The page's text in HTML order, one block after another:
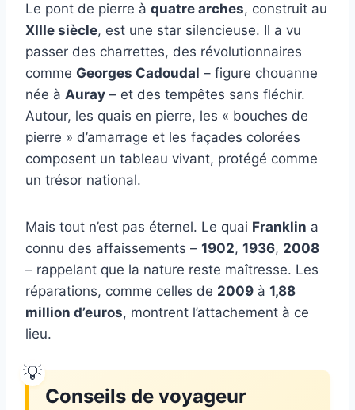
Le pont de pierre à quatre arches, construit au
XIIIe siècle, est une star silencieuse. Il a vu
passer des charrettes, des révolutionnaires
comme Georges Cadoudal – figure chouanne
née à Auray – et des tempêtes sans fléchir.
Autour, les quais en pierre, les « bouches de
pierre » d’amarrage et les façades colorées
composent un tableau vivant, protégé comme
un trésor national.
Mais tout n’est pas éternel. Le quai Franklin a
connu des affaissements – 1902, 1936, 2008
– rappelant que la nature reste maîtresse. Les
réparations, comme celles de 2009 à 1,88
million d’euros, montrent l’attachement à ce
lieu.
Conseils de voyageur